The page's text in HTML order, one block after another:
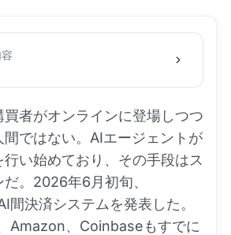
買者がオンラインに登場しつつ
間ではない。AIエージェントが
い始めており、その手段はス
。2026年6月初旬、
決済システムを発表した。
Amazon、Coinbaseもすでに